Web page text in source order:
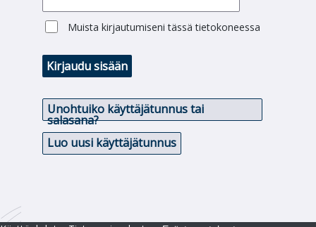
Muista kirjautumiseni tässä tietokoneessa
Kirjaudu sisään
Unohtuiko käyttäjätunnus tai
salasana?
Luo uusi käyttäjätunnus